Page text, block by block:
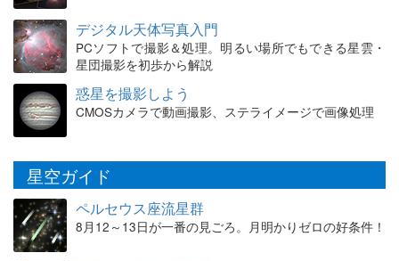
デジタル天体写真入門
PCソフトで撮影＆処理。明るい場所でもできる星雲・
星団撮影を初歩から解説
惑星を撮影しよう
CMOSカメラで動画撮影、ステライメージで画像処理
星空ガイド
ペルセウス座流星群
8月12～13日が一番の見ごろ。月明かりゼロの好条件！